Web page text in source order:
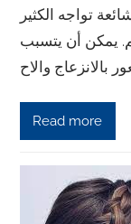
تواجه الكثير
يمكن أن يتسبب
Read more